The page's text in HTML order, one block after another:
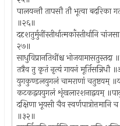
पालयन्तौ तापसौ तौ भूत्वा बदरिका
॥२६॥
ददृशतुर्मुनींस्तीर्थात्मकाँस्तीर्थानि
२७॥
साधुविप्रानतिथींश्च भोजयामासतुस्तदा
तत्रैव तु कृतं नृत्यं गायनं
युगकुण्डलयुगलं चामराणां चतुष्टयम्
कटकद्वययुगलं शृंखलारशनाद्वयम्
दक्षिणा भूयसी चैव
॥३२॥